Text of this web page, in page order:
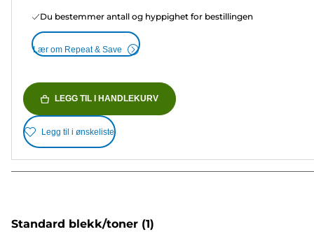
Du bestemmer antall og hyppighet for bestillingen
Lær om Repeat & Save
LEGG TIL I HANDLEKURV
Legg til i ønskeliste
Standard blekk/toner (1)